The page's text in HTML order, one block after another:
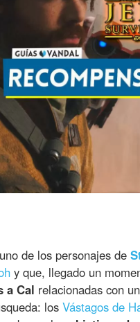
de los personajes de
y que, llegado un
a Cal relacionadas con
los Vástagos de